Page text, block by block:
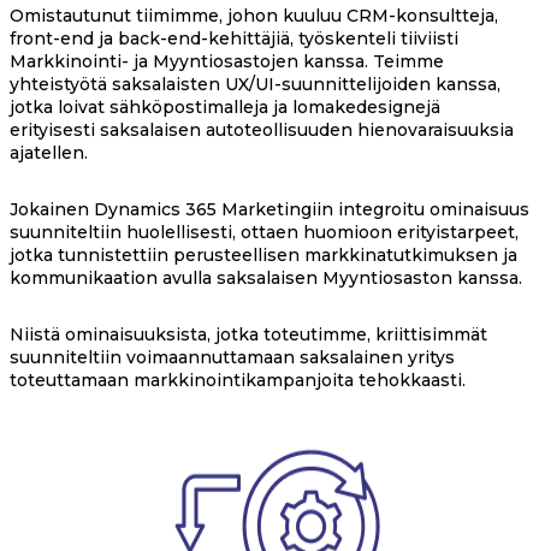
Omistautunut tiimimme, johon kuuluu CRM-konsultteja,
front-end ja back-end-kehittäjiä, työskenteli tiiviisti
Markkinointi- ja Myyntiosastojen kanssa. Teimme
yhteistyötä saksalaisten UX/UI-suunnittelijoiden kanssa,
jotka loivat sähköpostimalleja ja lomakedesignejä
erityisesti saksalaisen autoteollisuuden hienovaraisuuksia
ajatellen.
Jokainen Dynamics 365 Marketingiin integroitu ominaisuus
suunniteltiin huolellisesti, ottaen huomioon erityistarpeet,
jotka tunnistettiin perusteellisen markkinatutkimuksen ja
kommunikaation avulla saksalaisen Myyntiosaston kanssa.
Niistä ominaisuuksista, jotka toteutimme, kriittisimmät
suunniteltiin voimaannuttamaan saksalainen yritys
toteuttamaan markkinointikampanjoita tehokkaasti.